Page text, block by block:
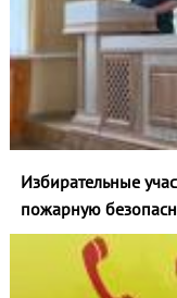
Избирательные
пожарную